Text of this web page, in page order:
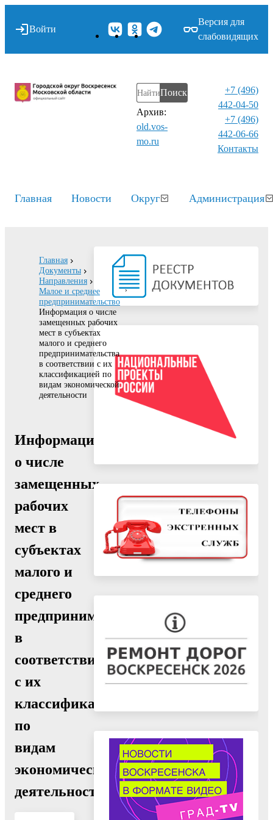
Войти
Версия для
слабовидящих
Поиск
Архив:
old.vos-
mo.ru
+7 (496)
442-04-50
+7 (496)
442-06-66
Контакты⁠
Главная Новости Округ Администрация
Главная
Документы
Направления
Малое и среднее
предпринимательство
Информация о числе
замещенных рабочих
мест в субъектах
малого и среднего
предпринимательства
в соответствии с их
классификацией по
видам экономической
деятельности
Информация
о числе
замещенных
рабочих
мест в
субъектах
малого и
среднего
предпринимательства
в
соответствии
с их
классификацией
по
видам
экономической
деятельности